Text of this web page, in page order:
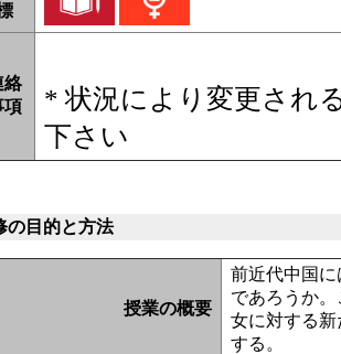
絡
項
* 状況により変更され
下さい
の目的と方法
授業の概要
前近代中国
であろうか
女に対する
する。